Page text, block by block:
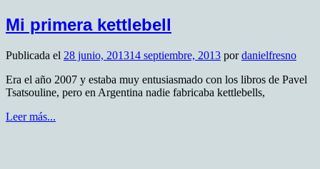
Mi primera kettlebell
Publicada el 28 junio, 201314 septiembre, 2013 pordanielfresno
Era el año 2007 y estaba muy entusiasmado con los libros de Pavel
Tsatsouline, pero en Argentina nadie fabricaba kettlebells,
Leer más...